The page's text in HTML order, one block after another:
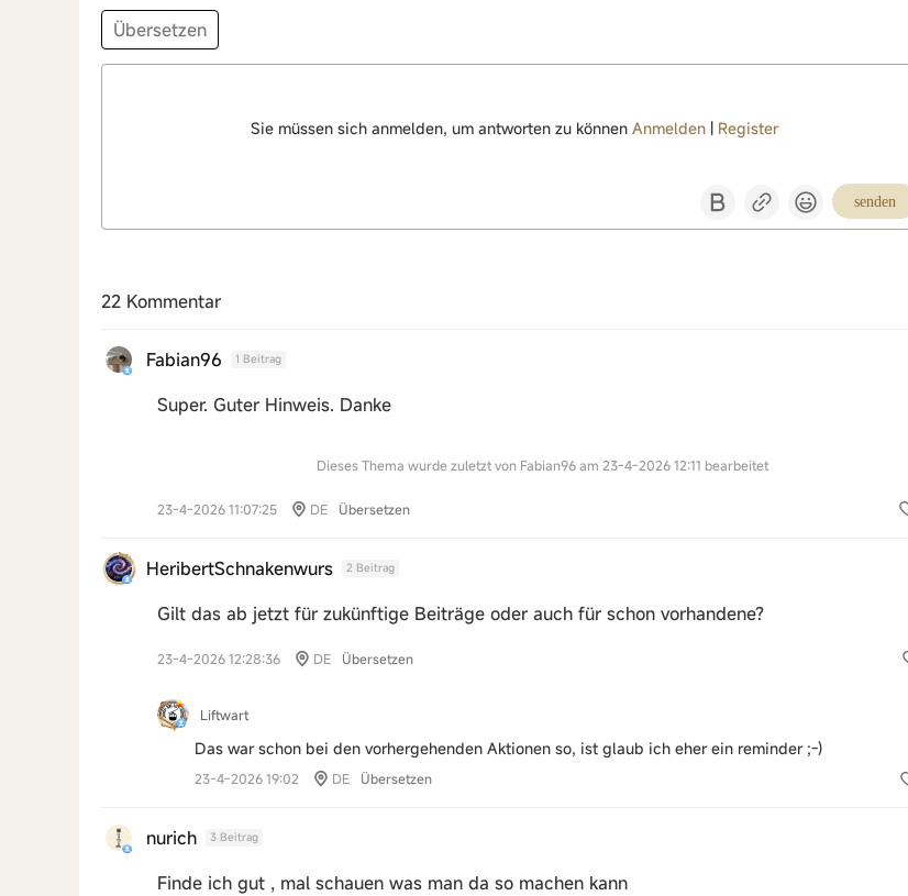
Übersetzen
Sie müssen sich anmelden, um antworten zu können Anmelden | Register
senden
22 Kommentar
Fabian96 1 Beitrag
Super. Guter Hinweis. Danke
Dieses Thema wurde zuletzt von Fabian96 am 23-4-2026 12:11 bearbeitet
23-4-2026 11:07:25 DE Übersetzen
HeribertSchnakenwurs 2 Beitrag
Gilt das ab jetzt für zukünftige Beiträge oder auch für schon vorhandene?
23-4-2026 12:28:36 DE Übersetzen
Liftwart
Das war schon bei den vorhergehenden Aktionen so, ist glaub ich eher ein reminder ;-)
23-4-2026 19:02 DE Übersetzen
nurich 3 Beitrag
Finde ich gut , mal schauen was man da so machen kann